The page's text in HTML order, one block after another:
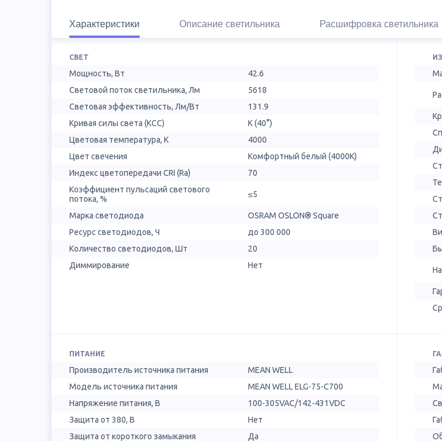
Характеристики Описание светильника Расшифровка светильника
СВЕТ
Мощность, Вт
42.6
Световой поток светильника, Лм
5618
Световая эффективность, Лм/Вт
131.9
Кривая силы света (КСС)
К (40°)
Цветовая температура, К
4000
Цвет свечения
Комфортный белый (4000К)
Индекс цветопередачи CRI (Ra)
70
Коэффициент пульсаций светового
потока, %
≤5
Марка светодиода
OSRAM OSLON® Square
Ресурс светодиодов, Ч
до 300 000
Количество светодиодов, Шт
20
Диммирование
Нет
ПИТАНИЕ
Производитель источника питания
MEAN WELL
Модель источника питания
MEAN WELL ELG-75-C700
Напряжение питания, В
100-305VAC/142-431VDC
Защита от 380, В
Нет
Защита от короткого замыкания
Да